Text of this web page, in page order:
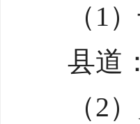
（1
县道
（2